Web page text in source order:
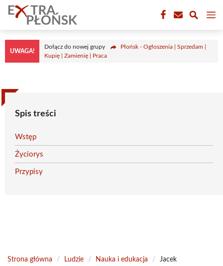
Przejdź
treści
UWAGA!
Dołącz do nowej grupy
Płońsk - Ogłoszenia | Sprzedam |
Kupię | Zamienię | Praca
Spis treści
Wstęp
Życiorys
Przypisy
Strona główna / Ludzie / Nauka i edukacja /
Jacek